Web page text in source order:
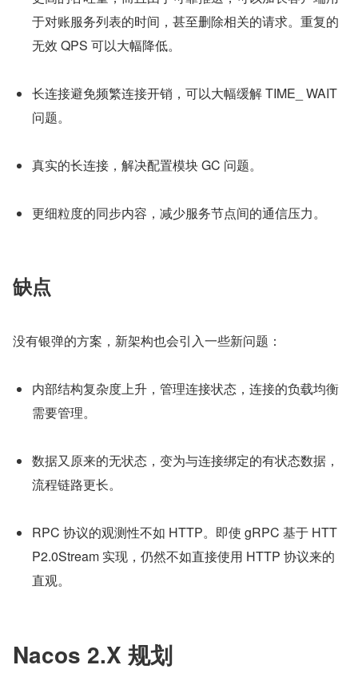
于对账服务列表的时间，甚至删除相关的请求。重复的
无效 QPS 可以大幅降低。
长连接避免频繁连接开销，可以大幅缓解 TIME_ WAIT
问题。
真实的长连接，解决配置模块 GC 问题。
更细粒度的同步内容，减少服务节点间的通信压力。
缺点
没有银弹的方案，新架构也会引入一些新问题：
内部结构复杂度上升，管理连接状态，连接的负载均衡
需要管理。
数据又原来的无状态，变为与连接绑定的有状态数据，
流程链路更长。
RPC 协议的观测性不如 HTTP。即使 gRPC 基于 HTT
P2.0Stream 实现，仍然不如直接使用 HTTP 协议来的
直观。
Nacos 2.X 规划